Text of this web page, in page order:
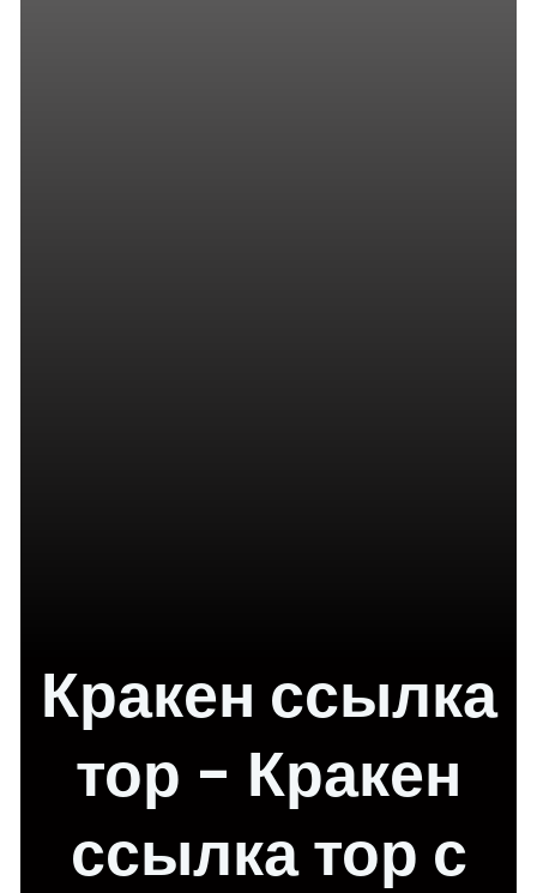
Кракен ссылка
тор - Кракен
ссылка тор с